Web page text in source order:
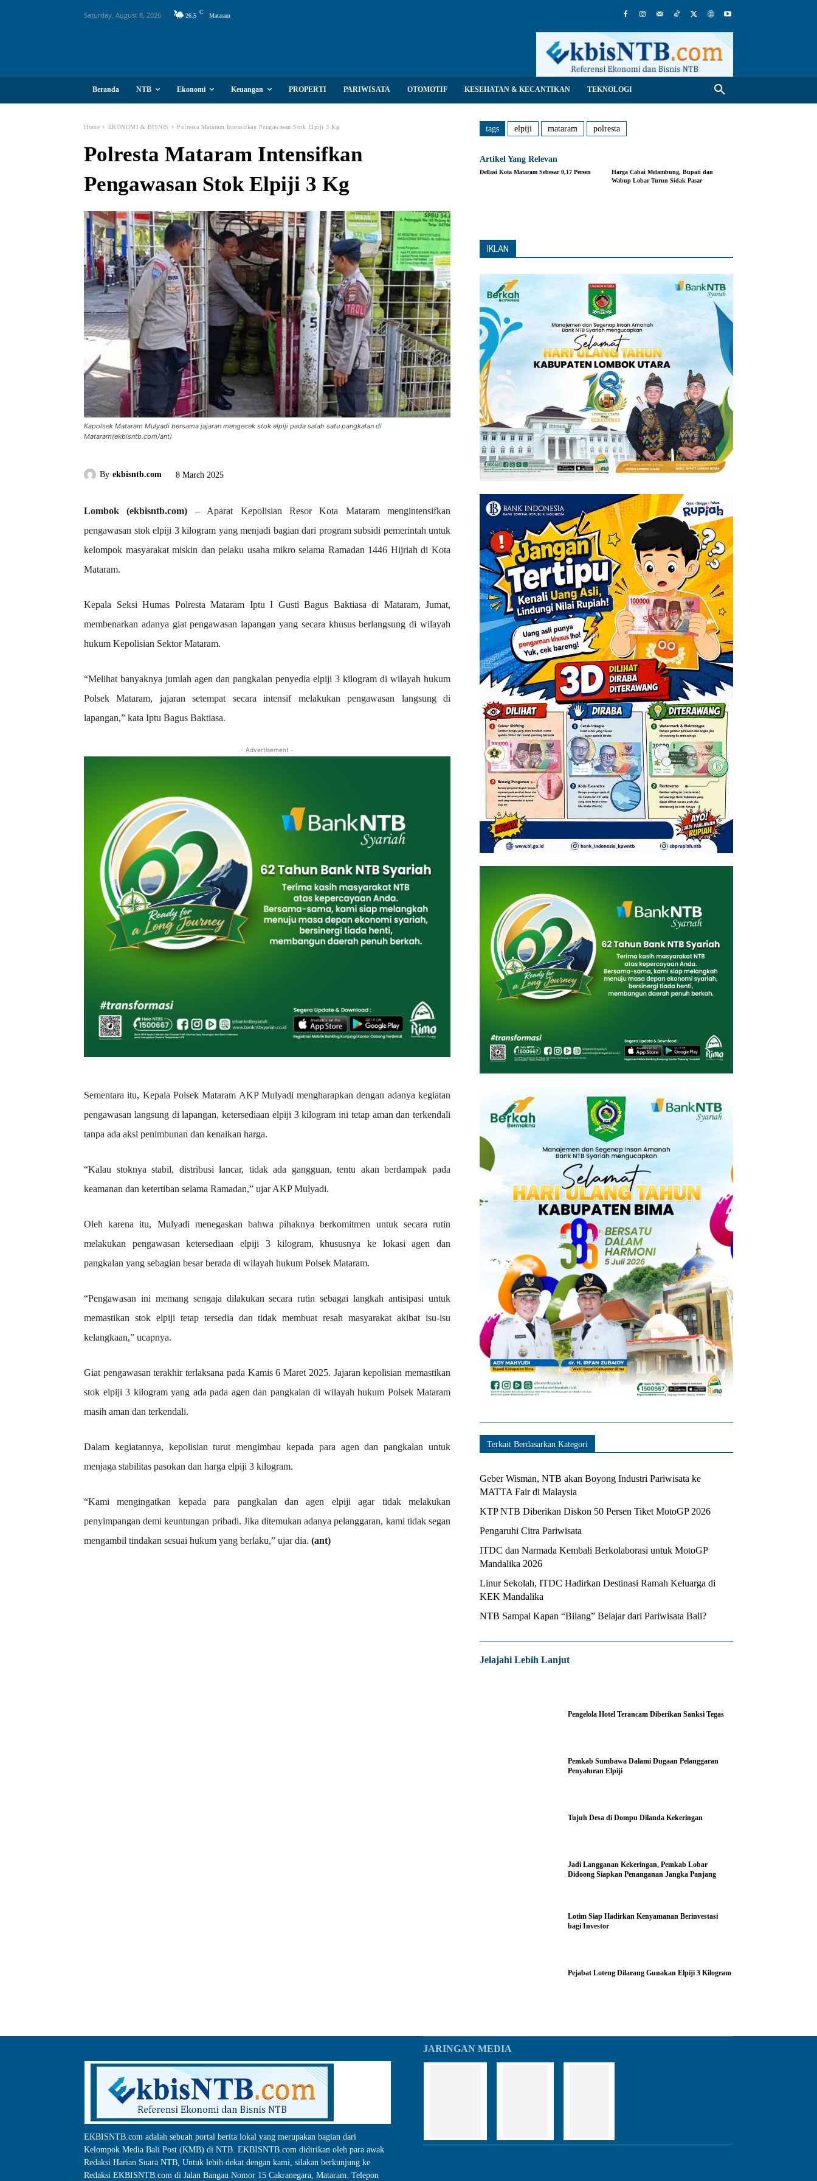
Saturday, August 8, 2026 26.5
C
Mataram
Beranda NTB Ekonomi Keuangan PROPERTI PARIWISATA OTOMOTIF KESEHATAN & KECANTIKAN TEKNOLOGI
Home EKONOMI & BISNIS Polresta Mataram Intensifkan Pengawasan Stok Elpiji 3 Kg
Polresta Mataram Intensifkan
Pengawasan Stok Elpiji 3 Kg
Kapolsek Mataram Mulyadi bersama jajaran mengecek stok elpiji pada salah satu pangkalan di
Mataram(ekbisntb.com/ant)
By ekbisntb.com 8 March 2025
Lombok (ekbisntb.com) – Aparat Kepolisian Resor Kota Mataram mengintensifkan
pengawasan stok elpiji 3 kilogram yang menjadi bagian dari program subsidi pemerintah untuk
kelompok masyarakat miskin dan pelaku usaha mikro selama Ramadan 1446 Hijriah di Kota
Mataram.
Kepala Seksi Humas Polresta Mataram Iptu I Gusti Bagus Baktiasa di Mataram, Jumat,
membenarkan adanya giat pengawasan lapangan yang secara khusus berlangsung di wilayah
hukum Kepolisian Sektor Mataram.
“Melihat banyaknya jumlah agen dan pangkalan penyedia elpiji 3 kilogram di wilayah hukum
Polsek Mataram, jajaran setempat secara intensif melakukan pengawasan langsung di
lapangan,” kata Iptu Bagus Baktiasa.
- Advertisement -
Sementara itu, Kepala Polsek Mataram AKP Mulyadi mengharapkan dengan adanya kegiatan
pengawasan langsung di lapangan, ketersediaan elpiji 3 kilogram ini tetap aman dan terkendali
tanpa ada aksi penimbunan dan kenaikan harga.
“Kalau stoknya stabil, distribusi lancar, tidak ada gangguan, tentu akan berdampak pada
keamanan dan ketertiban selama Ramadan,” ujar AKP Mulyadi.
Oleh karena itu, Mulyadi menegaskan bahwa pihaknya berkomitmen untuk secara rutin
melakukan pengawasan ketersediaan elpiji 3 kilogram, khususnya ke lokasi agen dan
pangkalan yang sebagian besar berada di wilayah hukum Polsek Mataram.
“Pengawasan ini memang sengaja dilakukan secara rutin sebagai langkah antisipasi untuk
memastikan stok elpiji tetap tersedia dan tidak membuat resah masyarakat akibat isu-isu
kelangkaan,” ucapnya.
Giat pengawasan terakhir terlaksana pada Kamis 6 Maret 2025. Jajaran kepolisian memastikan
stok elpiji 3 kilogram yang ada pada agen dan pangkalan di wilayah hukum Polsek Mataram
masih aman dan terkendali.
Dalam kegiatannya, kepolisian turut mengimbau kepada para agen dan pangkalan untuk
menjaga stabilitas pasokan dan harga elpiji 3 kilogram.
“Kami mengingatkan kepada para pangkalan dan agen elpiji agar tidak melakukan
penyimpangan demi keuntungan pribadi. Jika ditemukan adanya pelanggaran, kami tidak segan
mengambil tindakan sesuai hukum yang berlaku,” ujar dia. (ant)
tags elpiji mataram polresta
Artikel Yang Relevan
Deflasi Kota Mataram Sebesar 0,17 Persen
Harga Cabai Melambung, Bupati dan
Wabup Lobar Turun Sidak Pasar
IKLAN
Terkait Berdasarkan Kategori
Geber Wisman, NTB akan Boyong Industri Pariwisata ke
MATTA Fair di Malaysia
KTP NTB Diberikan Diskon 50 Persen Tiket MotoGP 2026
Pengaruhi Citra Pariwisata
ITDC dan Narmada Kembali Berkolaborasi untuk MotoGP
Mandalika 2026
Linur Sekolah, ITDC Hadirkan Destinasi Ramah Keluarga di
KEK Mandalika
NTB Sampai Kapan “Bilang” Belajar dari Pariwisata Bali?
Jelajahi Lebih Lanjut
Pengelola Hotel Terancam Diberikan Sanksi Tegas
Pemkab Sumbawa Dalami Dugaan Pelanggaran
Penyaluran Elpiji
Tujuh Desa di Dompu Dilanda Kekeringan
Jadi Langganan Kekeringan, Pemkab Lobar
Didoong Siapkan Penanganan Jangka Panjang
Lotim Siap Hadirkan Kenyamanan Berinvestasi
bagi Investor
Pejabat Loteng Dilarang Gunakan Elpiji 3 Kilogram
EKBISNTB.com adalah sebuah portal berita lokal yang merupakan bagian dari
Kelompok Media Bali Post (KMB) di NTB. EKBISNTB.com didirikan oleh para awak
Redaksi Harian Suara NTB, Untuk lebih dekat dengan kami, silakan berkunjung ke
Redaksi EKBISNTB.com di Jalan Bangau Nomor 15 Cakranegara, Mataram. Telepon
JARINGAN MEDIA